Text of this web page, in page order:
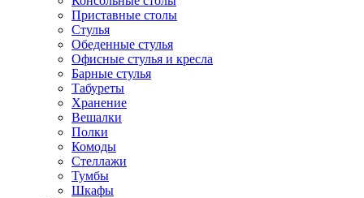
Приставные столы
Стулья
Обеденные стулья
Офисные стулья и кресла
Барные стулья
Табуреты
Хранение
Вешалки
Полки
Комоды
Стеллажи
Тумбы
Шкафы